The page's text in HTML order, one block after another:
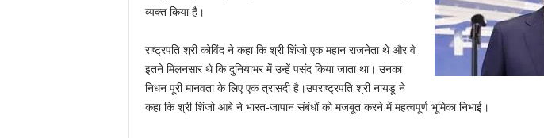
व्‍यक्‍त किया है।
राष्‍ट्रपति श्री कोविंद ने कहा कि श्री शिंजो एक महान राजनेता थे और वे
इतने मिलनसार थे कि दुनियाभर में उन्‍हें पसंद किया जाता था। उनका
निधन पूरी मानवता के लिए एक त्रासदी है।उपराष्‍ट्रपति श्री नायडू ने
कहा कि श्री शिंजो आबे ने भारत-जापान संबंधों को मजबूत करने में महत्वपूर्ण भूमिका निभाई।